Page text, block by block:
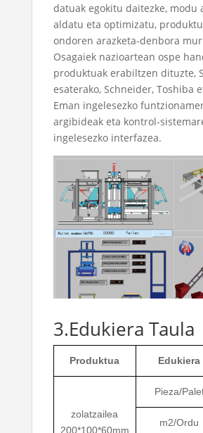
datuak egokitu daitezke, modu
aldatu eta optimizatu,
ondoren arazketa-denbora
Osagaiek nazioartean ospe
produktuak erabiltzen dituzte,
esaterako, Schneider, Toshiba
Eman ingelesezko
argibideak eta kontrol-
ingelesezko interfazea.
3.Edukiera Taula
Produktua Edukiera
zolatzailea
200*100*60mm
Pieza/
m2/Ordu